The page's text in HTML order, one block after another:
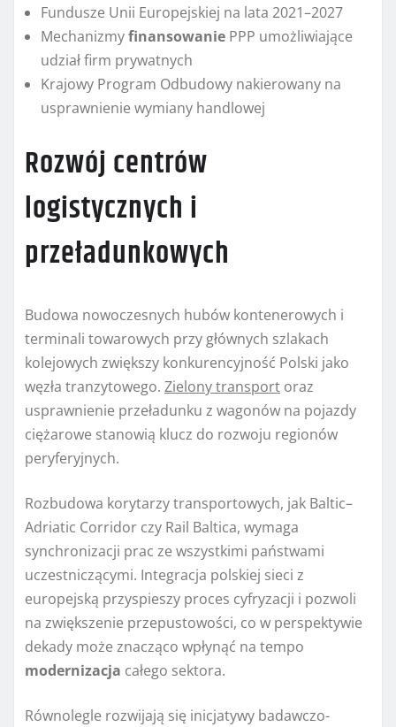
Fundusze Unii Europejskiej na lata 2021–2027
Mechanizmyfinansowanie PPP umożliwiające
udział firm prywatnych
Krajowy Program Odbudowy nakierowany na
usprawnienie wymiany handlowej
Rozwój centrów
logistycznych i
przeładunkowych
Budowa nowoczesnych hubów kontenerowych i
terminali towarowych przy głównych szlakach
kolejowych zwiększy konkurencyjność Polski jako
węzła tranzytowego. Zielony transport oraz
usprawnienie przeładunku z wagonów na pojazdy
ciężarowe stanowią klucz do rozwoju regionów
peryferyjnych.
Rozbudowa korytarzy transportowych, jak Baltic–
Adriatic Corridor czy Rail Baltica, wymaga
synchronizacji prac ze wszystkimi państwami
uczestniczącymi. Integracja polskiej sieci z
europejską przyspieszy proces cyfryzacji i pozwoli
na zwiększenie przepustowości, co w perspektywie
dekady może znacząco wpłynąć na tempo
modernizacja całego sektora.
Równolegle rozwijają się inicjatywy badawczo-